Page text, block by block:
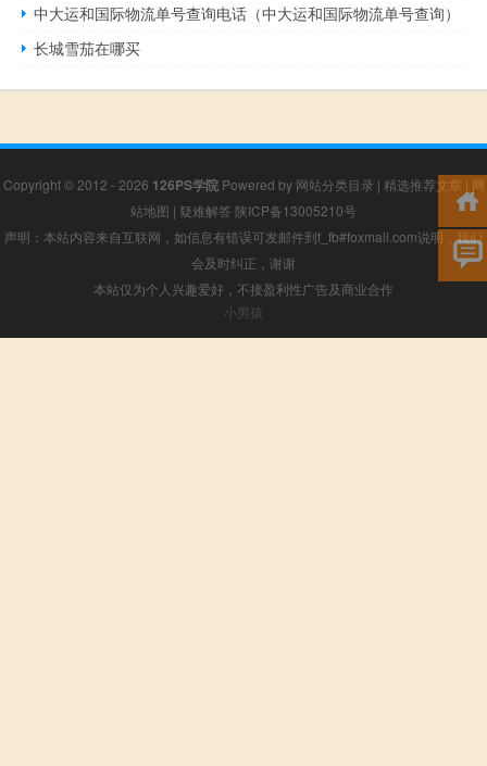
中大运和国际物流单号查询电话（中大运和国际物流单号查询）
长城雪茄在哪买
Copyright © 2012 - 2026 126PS学院Powered by 网站分类目录 | 精选推荐文章 | 网
站地图 | 疑难解答 陕ICP备13005210号
声明：本站内容来自互联网，如信息有错误可发邮件到f_fb#foxmail.com说明，我们
会及时纠正，谢谢
本站仅为个人兴趣爱好，不接盈利性广告及商业合作
小男孩